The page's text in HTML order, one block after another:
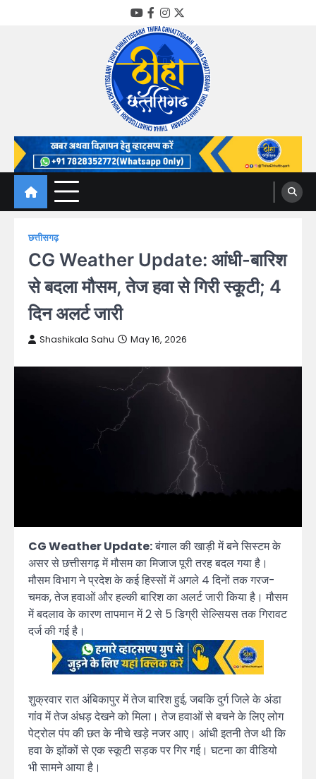
YouTube
Facebook
Instagram
Twitter
Thiha Chhattisgarh
गोठ जन-जन के
छत्तीसगढ़
CG Weather Update: आंधी-बारिश
से बदला मौसम, तेज हवा से गिरी स्कूटी; 4
दिन अलर्ट जारी
Shashikala Sahu May 16, 2026
CG Weather Update:बंगाल की खाड़ी में बने सिस्टम के
असर से छत्तीसगढ़ में मौसम का मिजाज पूरी तरह बदल गया है।
मौसम विभाग ने प्रदेश के कई हिस्सों में अगले 4 दिनों तक गरज-
चमक, तेज हवाओं और हल्की बारिश का अलर्ट जारी किया है। मौसम
में बदलाव के कारण तापमान में 2 से 5 डिग्री सेल्सियस तक गिरावट
दर्ज की गई है।
शुक्रवार रात अंबिकापुर में तेज बारिश हुई, जबकि दुर्ग जिले के अंडा
गांव में तेज अंधड़ देखने को मिला। तेज हवाओं से बचने के लिए लोग
पेट्रोल पंप की छत के नीचे खड़े नजर आए। आंधी इतनी तेज थी कि
हवा के झोंकों से एक स्कूटी सड़क पर गिर गई। घटना का वीडियो
भी सामने आया है।